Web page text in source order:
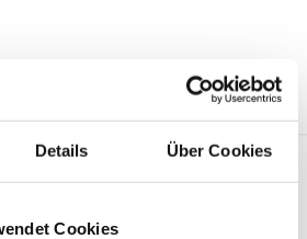
Details Über Cookies
Cookies